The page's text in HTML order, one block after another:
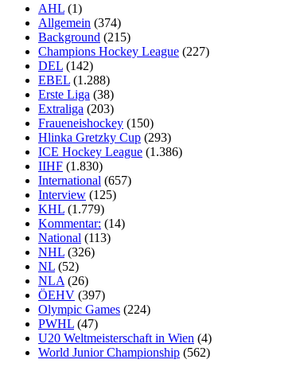
AHL (1)
Allgemein (374)
Background (215)
Champions Hockey League (227)
DEL (142)
EBEL (1.288)
Erste Liga (38)
Extraliga (203)
Fraueneishockey (150)
Hlinka Gretzky Cup (293)
ICE Hockey League (1.386)
IIHF (1.830)
International (657)
Interview (125)
KHL (1.779)
Kommentar: (14)
National (113)
NHL (326)
NL (52)
NLA (26)
ÖEHV (397)
Olympic Games (224)
PWHL (47)
U20 Weltmeisterschaft in Wien (4)
World Junior Championship (562)